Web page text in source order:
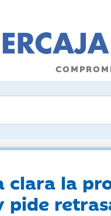
clara la
pide